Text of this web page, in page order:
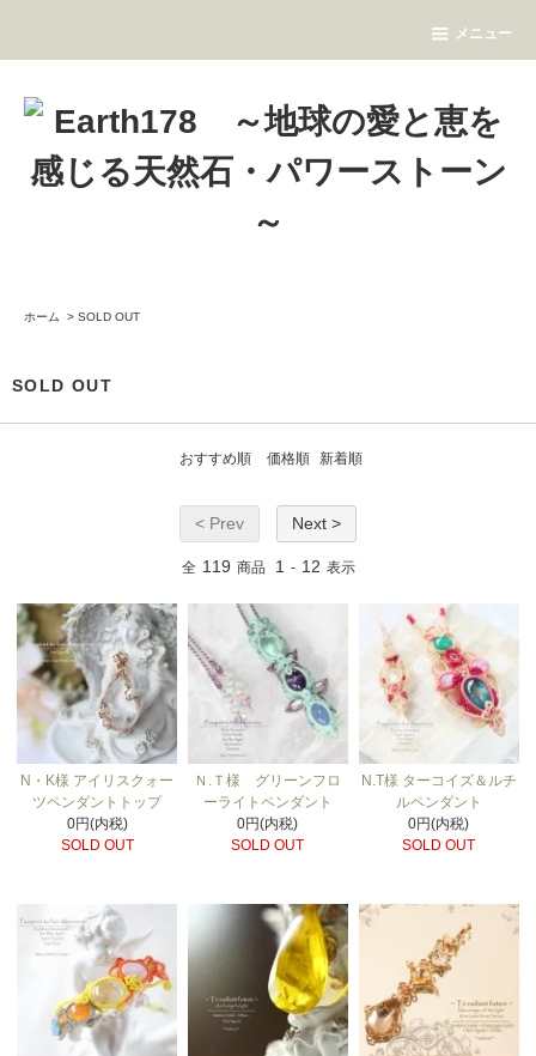
メニュー
ホーム > SOLD OUT
SOLD OUT
おすすめ順 価格順 新着順
< Prev Next >
全 119 商品 1 - 12 表示
N・K様 アイリスクォー
ツペンダントトップ
0円(内税)
SOLD OUT
Ｎ.Ｔ様 グリーンフロ
ーライトペンダント
0円(内税)
SOLD OUT
N.T様 ターコイズ＆ルチ
ルペンダント
0円(内税)
SOLD OUT